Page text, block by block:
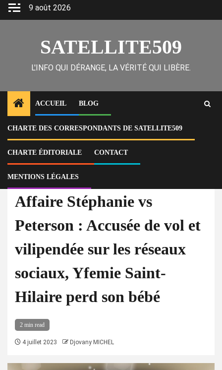
Skip
9 août 2026
SATELLITE509
L'INFO QUI DÉRANGE, LA VÉRITÉ QUI LIBÈRE.
ACCUEIL BLOG
CHARTE DES CORRESPONDANTS DE SATELLITE509
CHARTE ÉDITORIALE CONTACT
MENTIONS LÉGALES
Home
Actu
Affaire Stéphanie vs Peterson : Accusée de vol et vilipendée sur les
réseaux sociaux, Yfemie Saint-Hilaire perd son bébé
À la Une Actu
Affaire Stéphanie vs
Peterson : Accusée de vol et
vilipendée sur les réseaux
sociaux, Yfemie Saint-
Hilaire perd son bébé
2 min read
4 juillet 2023 Djovany MICHEL